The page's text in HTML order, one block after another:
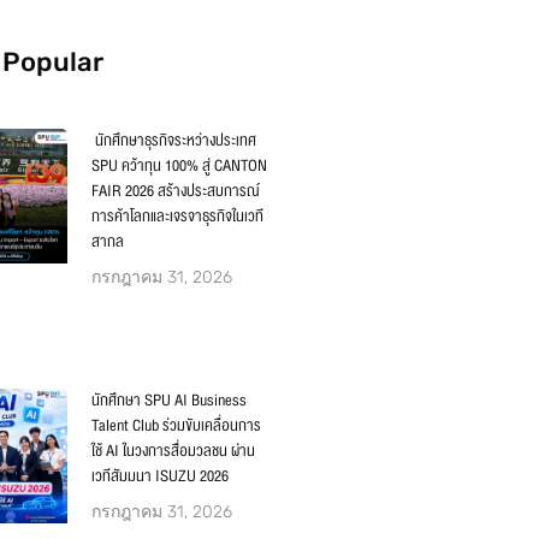
นักศึกษาธุรกิจระหว่างประเทศ
SPU คว้าทุน 100% สู่ CANTON
FAIR 2026 สร้างประสบการณ์
การค้าโลกและเจรจาธุรกิจในเวที
สากล
กรกฎาคม 31, 2026
นักศึกษา SPU AI Business
Talent Club ร่วมขับเคลื่อนการ
ใช้ AI ในวงการสื่อมวลชน ผ่าน
เวทีสัมมนา ISUZU 2026
กรกฎาคม 31, 2026